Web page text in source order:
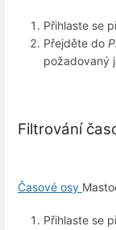
Přihlaste se
Přejděte do
požadovaný
Filtrování
Časové osy
Přihlaste se